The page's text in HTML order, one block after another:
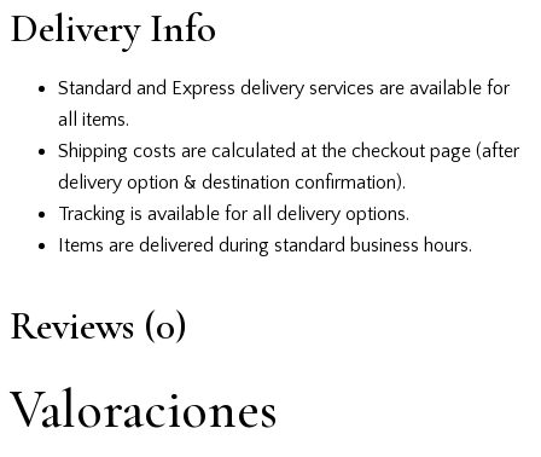
Delivery Info
Standard and Express delivery services are available for
all items.
Shipping costs are calculated at the checkout page (after
delivery option & destination confirmation).
Tracking is available for all delivery options.
Items are delivered during standard business hours.
Reviews (0)
Valoraciones